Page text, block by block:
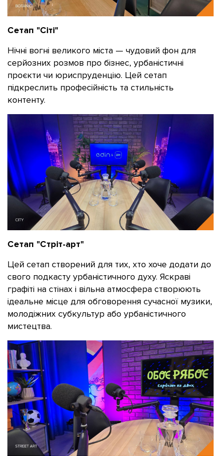
Сетап "Сіті"
Нічні вогні великого міста — чудовий фон для
серйозних розмов про бізнес, урбаністичні
проєкти чи юриспруденцію. Цей сетап
підкреслить професійність та стильність
контенту.
Сетап "Стріт-арт"
Цей сетап створений для тих, хто хоче додати до
свого подкасту урбаністичного духу. Яскраві
графіті на стінах і вільна атмосфера створюють
ідеальне місце для обговорення сучасної музики,
молодіжних субкультур або урбаністичного
мистецтва.